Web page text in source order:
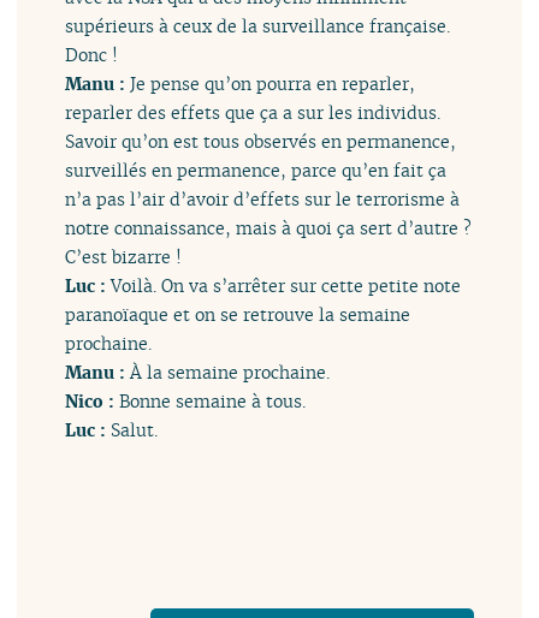
supérieurs à ceux de la surveillance française.
Donc !
Manu :Je pense qu’on pourra en reparler,
reparler des effets que ça a sur les individus.
Savoir qu’on est tous observés en permanence,
surveillés en permanence, parce qu’en fait ça
n’a pas l’air d’avoir d’effets sur le terrorisme à
notre connaissance, mais à quoi ça sert d’autre ?
C’est bizarre !
Luc :Voilà. On va s’arrêter sur cette petite note
paranoïaque et on se retrouve la semaine
prochaine.
Manu :À la semaine prochaine.
Nico :Bonne semaine à tous.
Luc : Salut.